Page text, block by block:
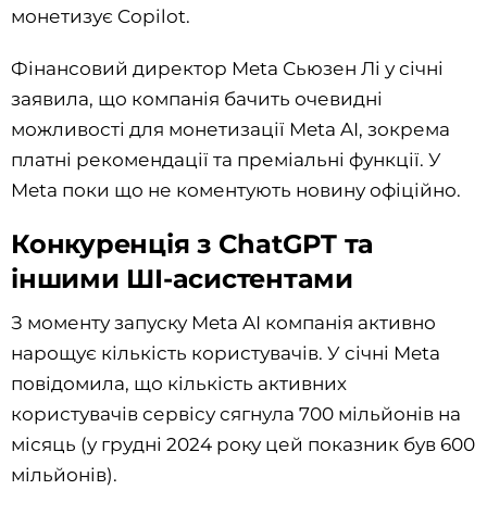
монетизує Copilot.
Фінансовий директор Meta Сьюзен Лі у січні
заявила, що компанія бачить очевидні
можливості для монетизації Meta AI, зокрема
платні рекомендації та преміальні функції. У
Meta поки що не коментують новину офіційно.
Конкуренція з ChatGPT та
іншими ШІ-асистентами
З моменту запуску Meta AI компанія активно
нарощує кількість користувачів. У січні Meta
повідомила, що кількість активних
користувачів сервісу сягнула 700 мільйонів на
місяць (у грудні 2024 року цей показник був 600
мільйонів).